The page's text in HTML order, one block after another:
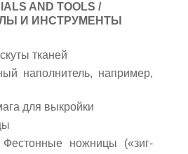
AND TOOLS /
И ИНСТРУМЕНТЫ
тканей
наполнитель, например,
для выкройки
ножницы («зиг-